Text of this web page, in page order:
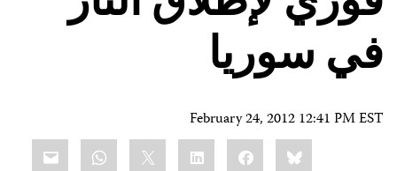
في سوريا
February 24, 2012 12:41 PM EST
Bluesky
Facebook
LinkedIn